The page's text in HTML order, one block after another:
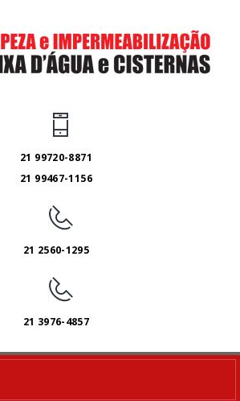
21 99720-8871
21 99467-1156
21 2560-1295
21 3976-4857